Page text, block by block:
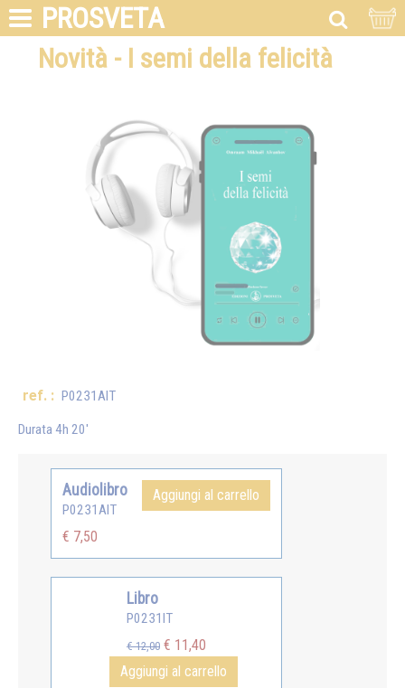
PROSVETA
Novità - I semi della felicità
ref. : P0231AIT
Durata 4h 20'
Audiolibro
P0231AIT
€ 7,50
Aggiungi al carrello
Libro
P0231IT
€ 12,00 € 11,40
Aggiungi al carrello